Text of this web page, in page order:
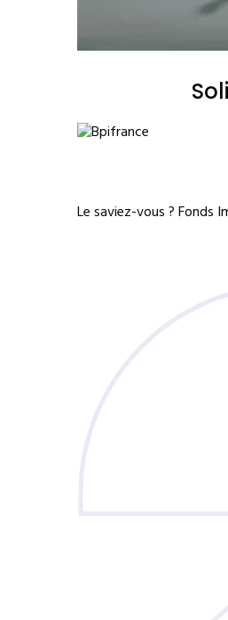
Le saviez-vous ?Fonds